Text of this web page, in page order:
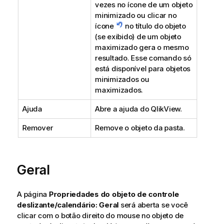
vezes no ícone de um objeto
minimizado ou clicar no
ícone
no título do objeto
(se exibido) de um objeto
maximizado gera o mesmo
resultado. Esse comando só
está disponível para objetos
minimizados ou
maximizados.
Ajuda Abre a ajuda do QlikView.
Remover Remove o objeto da pasta.
Geral
A página Propriedades do objeto de controle
deslizante/calendário: Geral será aberta se você
clicar com o botão direito do mouse no objeto de